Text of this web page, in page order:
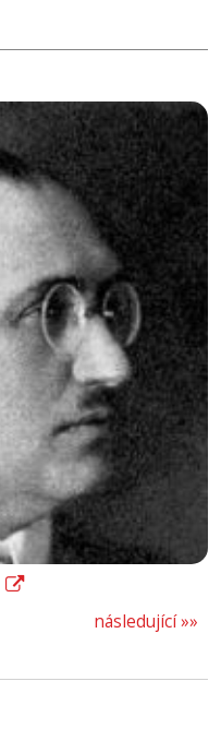
následující »»